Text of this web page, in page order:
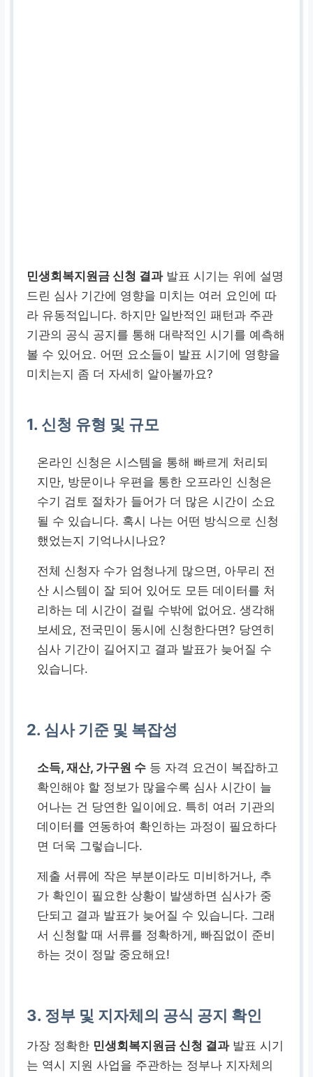
민생회복지원금 신청 결과발표 시기는 위에 설명
드린 심사 기간에 영향을 미치는 여러 요인에 따
라 유동적입니다. 하지만 일반적인 패턴과 주관
기관의 공식 공지를 통해 대략적인 시기를 예측해
볼 수 있어요. 어떤 요소들이 발표 시기에 영향을
미치는지 좀 더 자세히 알아볼까요?
1. 신청 유형 및 규모
온라인 신청은 시스템을 통해 빠르게 처리되
지만, 방문이나 우편을 통한 오프라인 신청은
수기 검토 절차가 들어가 더 많은 시간이 소요
될 수 있습니다. 혹시 나는 어떤 방식으로 신청
했었는지 기억나시나요?
전체 신청자 수가 엄청나게 많으면, 아무리 전
산 시스템이 잘 되어 있어도 모든 데이터를 처
리하는 데 시간이 걸릴 수밖에 없어요. 생각해
보세요, 전국민이 동시에 신청한다면? 당연히
심사 기간이 길어지고 결과 발표가 늦어질 수
있습니다.
2. 심사 기준 및 복잡성
소득, 재산, 가구원 수 등 자격 요건이 복잡하고
확인해야 할 정보가 많을수록 심사 시간이 늘
어나는 건 당연한 일이에요. 특히 여러 기관의
데이터를 연동하여 확인하는 과정이 필요하다
면 더욱 그렇습니다.
제출 서류에 작은 부분이라도 미비하거나, 추
가 확인이 필요한 상황이 발생하면 심사가 중
단되고 결과 발표가 늦어질 수 있습니다. 그래
서 신청할 때 서류를 정확하게, 빠짐없이 준비
하는 것이 정말 중요해요!
3. 정부 및 지자체의 공식 공지 확인
가장 정확한 민생회복지원금 신청 결과발표 시기
는 역시 지원 사업을 주관하는 정부나 지자체의